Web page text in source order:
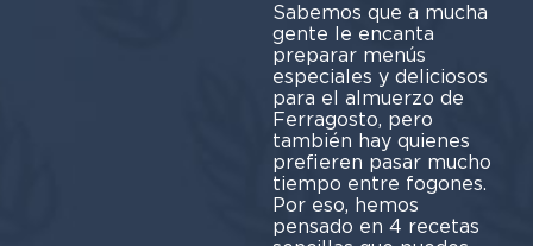
Sabemos que a mucha
gente le encanta
preparar menús
especiales y deliciosos
para el almuerzo de
Ferragosto, pero
también hay quienes
prefieren pasar mucho
tiempo entre fogones.
Por eso, hemos
pensado en 4 recetas